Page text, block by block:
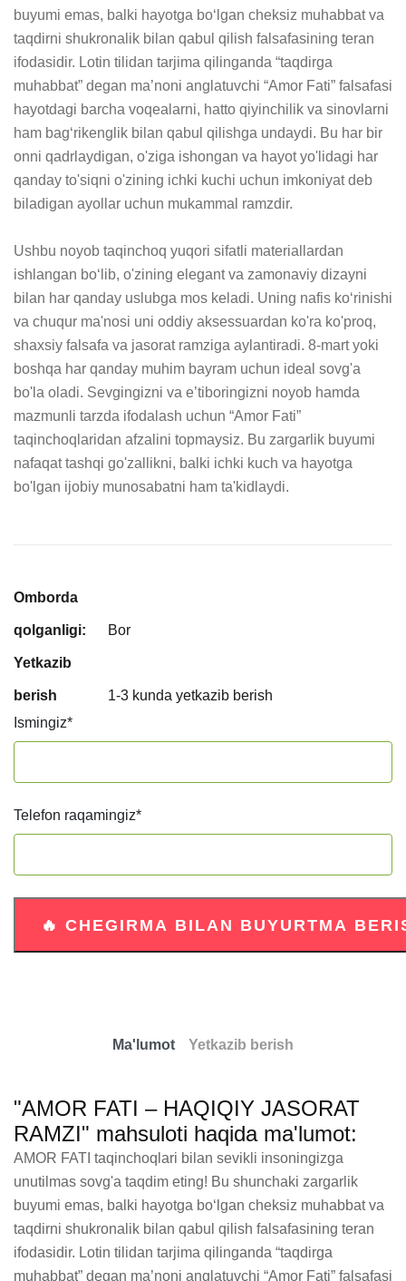
buyumi emas, balki hayotga bo‘lgan cheksiz muhabbat va
taqdirni shukronalik bilan qabul qilish falsafasining teran
ifodasidir. Lotin tilidan tarjima qilinganda “taqdirga
muhabbat” degan ma’noni anglatuvchi “Amor Fati” falsafasi
hayotdagi barcha voqealarni, hatto qiyinchilik va sinovlarni
ham bag‘rikenglik bilan qabul qilishga undaydi. Bu har bir
onni qadrlaydigan, o'ziga ishongan va hayot yo'lidagi har
qanday to'siqni o'zining ichki kuchi uchun imkoniyat deb
biladigan ayollar uchun mukammal ramzdir.
Ushbu noyob taqinchoq yuqori sifatli materiallardan
ishlangan bo‘lib, o'zining elegant va zamonaviy dizayni
bilan har qanday uslubga mos keladi. Uning nafis ko‘rinishi
va chuqur ma'nosi uni oddiy aksessuardan ko'ra ko'proq,
shaxsiy falsafa va jasorat ramziga aylantiradi. 8-mart yoki
boshqa har qanday muhim bayram uchun ideal sovg'a
bo'la oladi. Sevgingizni va e’tiboringizni noyob hamda
mazmunli tarzda ifodalash uchun “Amor Fati”
taqinchoqlaridan afzalini topmaysiz. Bu zargarlik buyumi
nafaqat tashqi go'zallikni, balki ichki kuch va hayotga
bo'lgan ijobiy munosabatni ham ta'kidlaydi.
Omborda
qolganligi: Bor
Yetkazib
berish
1-3 kunda yetkazib berish
Ismingiz*
Telefon raqamingiz*
Ma'lumot Yetkazib berish
"AMOR FATI – HAQIQIY JASORAT
RAMZI" mahsuloti haqida ma'lumot:
AMOR FATI taqinchoqlari bilan sevikli insoningizga
unutilmas sovg'a taqdim eting! Bu shunchaki zargarlik
buyumi emas, balki hayotga bo‘lgan cheksiz muhabbat va
taqdirni shukronalik bilan qabul qilish falsafasining teran
ifodasidir. Lotin tilidan tarjima qilinganda “taqdirga
muhabbat” degan ma’noni anglatuvchi “Amor Fati” falsafasi